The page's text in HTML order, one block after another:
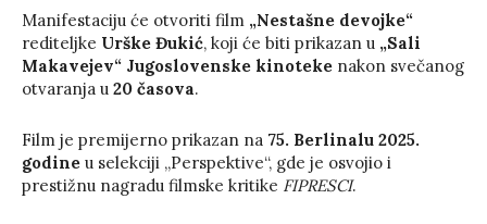
Manifestaciju će otvoriti film „Nestašne devojke“
rediteljke Urške Đukić, koji će biti prikazan u „Sali
Makavejev“ Jugoslovenske kinoteke nakon svečanog
otvaranja u 20 časova.
Film je premijerno prikazan na 75. Berlinalu 2025.
godine u selekciji „Perspektive“, gde je osvojio i
prestižnu nagradu filmske kritike FIPRESCI.